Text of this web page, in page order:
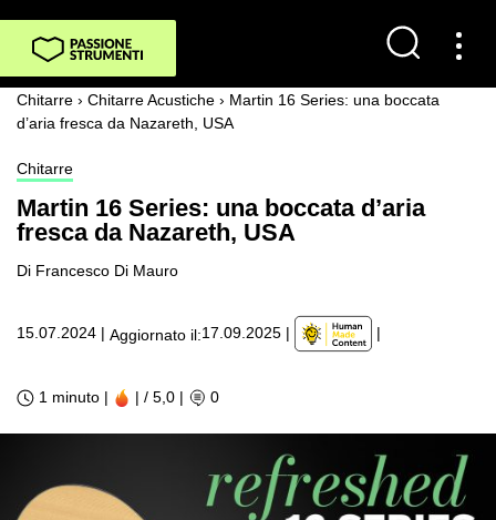
Chitarre › Chitarre Acustiche › Martin 16 Series: una boccata
d’aria fresca da Nazareth, USA
Chitarre
Martin 16 Series: una boccata d’aria
fresca da Nazareth, USA
Di Francesco Di Mauro
15.07.2024 | Aggiornato il:17.09.2025 | |
1 minuto | | / 5,0 | 0